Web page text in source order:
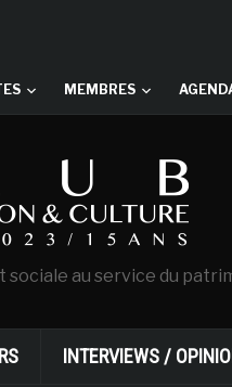
MEMBRES
au service du
INTERVIEWS /